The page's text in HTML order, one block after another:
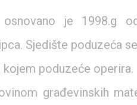
je 1998.g
Sjedište poduzeća
poduzeće operira.
građevinskih